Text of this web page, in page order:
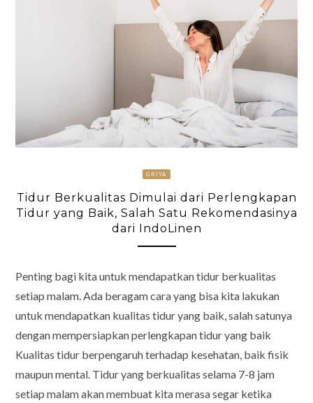
GRIYA
Tidur Berkualitas Dimulai dari Perlengkapan
Tidur yang Baik, Salah Satu Rekomendasinya
dari IndoLinen
Penting bagi kita untuk mendapatkan tidur berkualitas
setiap malam. Ada beragam cara yang bisa kita lakukan
untuk mendapatkan kualitas tidur yang baik, salah satunya
dengan mempersiapkan perlengkapan tidur yang baik
Kualitas tidur berpengaruh terhadap kesehatan, baik fisik
maupun mental. Tidur yang berkualitas selama 7-8 jam
setiap malam akan membuat kita merasa segar ketika